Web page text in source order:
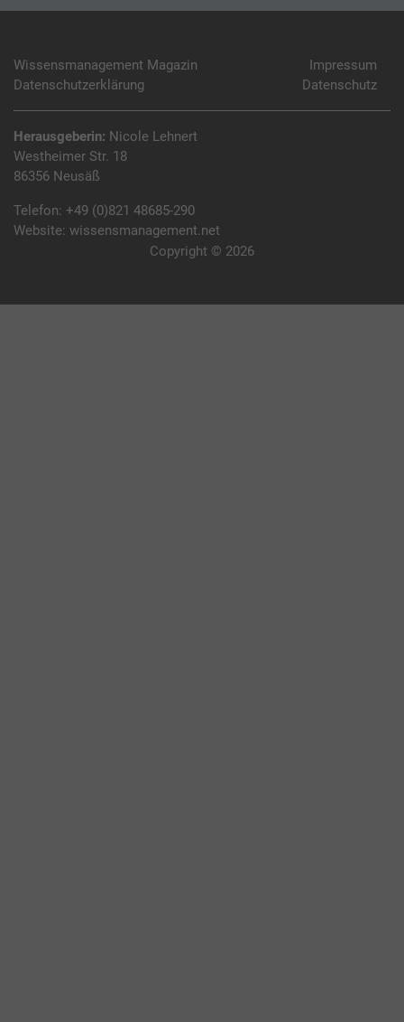
Wissensmanagement Magazin
Impressum
Datenschutzerklärung
Datenschutz
Herausgeberin: Nicole Lehnert
Westheimer Str. 18
86356 Neusäß
Telefon: +49 (0)821 48685-290
Website: wissensmanagement.net
Copyright © 2026